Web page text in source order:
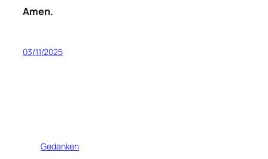
Amen.
03/11/2025
Gedanken